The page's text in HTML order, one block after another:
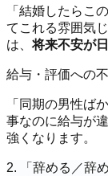
「結婚したらこ
てこれる雰囲気
は、将来不安が
給与・評価への
「同期の男性ば
事なのに給与が
強くなります。
2. 「辞める／辞